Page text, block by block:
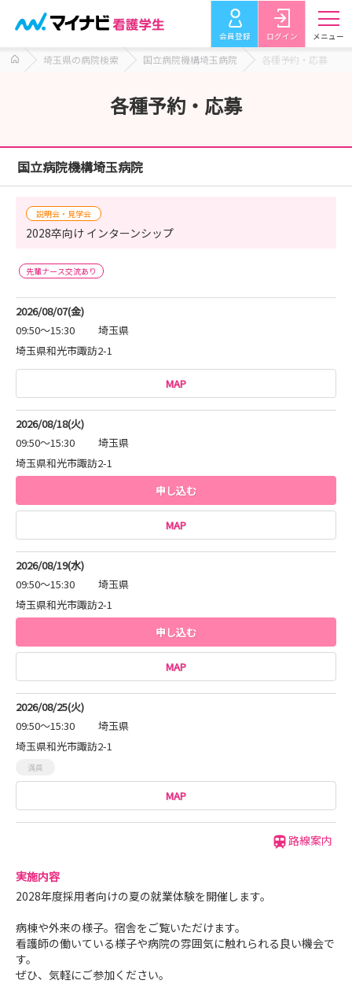
会員登録 ログイン メニュー
埼玉県の病院検索 国立病院機構埼玉病院 各種予約・応募
各種予約・応募
国立病院機構埼玉病院
説明会・見学会
2028卒向け インターンシップ
先輩ナース交流あり
2026/08/07(金)
09:50～15:30
埼玉県
埼玉県和光市諏訪2-1
MAP
2026/08/18(火)
09:50～15:30
埼玉県
埼玉県和光市諏訪2-1
申し込む
MAP
2026/08/19(水)
09:50～15:30
埼玉県
埼玉県和光市諏訪2-1
申し込む
MAP
2026/08/25(火)
09:50～15:30
埼玉県
埼玉県和光市諏訪2-1
満員
MAP
路線案内
実施内容
2028年度採用者向けの夏の就業体験を開催します。
病棟や外来の様子。宿舎をご覧いただけます。
看護師の働いている様子や病院の雰囲気に触れられる良い機会で
す。
ぜひ、気軽にご参加ください。